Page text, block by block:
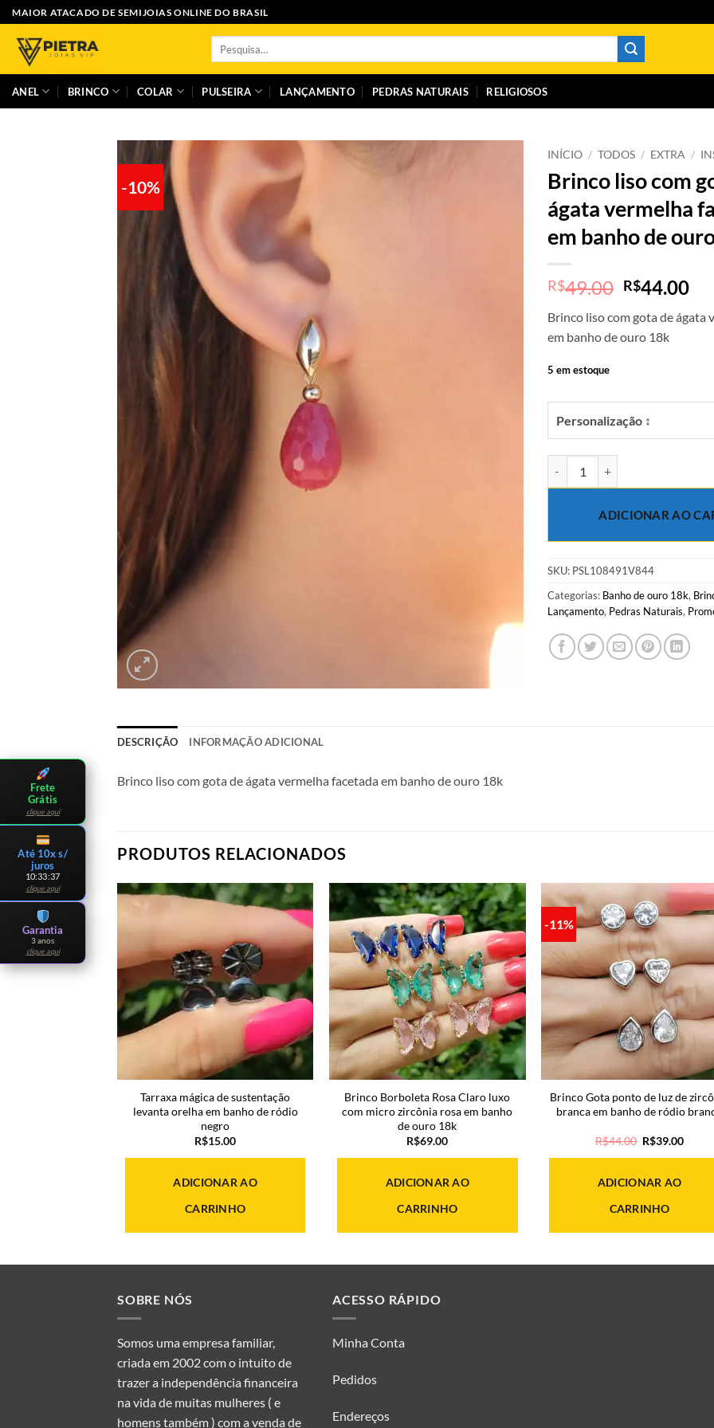
Skip
to
content
MAIOR ATACADO DE SEMIJOIAS ONLINE DO BRASIL
ANEL BRINCO COLAR PULSEIRA LANÇAMENTO PEDRAS NATURAIS RELIGIOSOS
-10%
INÍCIO / TODOS / EXTRA /
Brinco liso com
ágata vermelha
em banho de
R$49.00 O
original
era:
R$44.00O
Brinco liso com gota de ágata
em banho de ouro 18k
5 em estoque
Personalização ↕
ADICIONAR AO
SKU: PSL108491V844
Categorias: Banho de ouro 18k,
Lançamento, Pedras Naturais,
DESCRIÇÃO INFORMAÇÃO ADICIONAL
Brinco liso com gota de ágata vermelha facetada em banho de ouro 18k
PRODUTOS RELACIONADOS
Tarraxa mágica de sustentação
levanta orelha em banho de ródio
negro
R$15.00
ADICIONAR AO
CARRINHO
Brinco Borboleta Rosa Claro luxo
com micro zircônia rosa em banho
de ouro 18k
R$69.00
ADICIONAR AO
CARRINHO
-11%
Brinco Gota ponto de luz de
branca em banho de ródio
R$44.00 O
original
R$44.00.
R$39.00O
atual
ADICIONAR AO
CARRINHO
SOBRE NÓS
Somos uma empresa familiar,
criada em 2002 com o intuito de
trazer a independência financeira
na vida de muitas mulheres ( e
homens também ) com a venda de
ACESSO RÁPIDO
Minha Conta
Pedidos
Endereços
Frete
Grátis
clique aqui
Até 10x s/
juros
10:33:35
clique aqui
Garantia
3 anos
clique aqui